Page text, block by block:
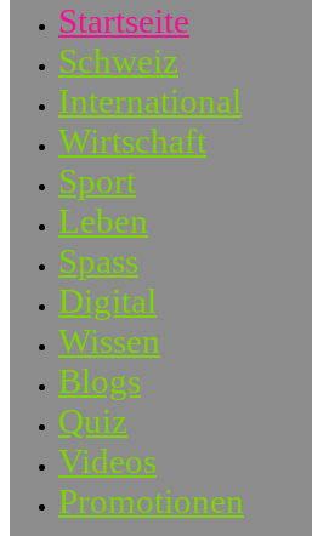
Startseite
Schweiz
International
Wirtschaft
Sport
Leben
Spass
Digital
Wissen
Blogs
Quiz
Videos
Promotionen